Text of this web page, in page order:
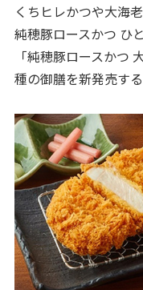
くちヒレかつや大海
純穂豚ロースかつ ひ
「純穂豚ロースかつ
種の御膳を新発売する